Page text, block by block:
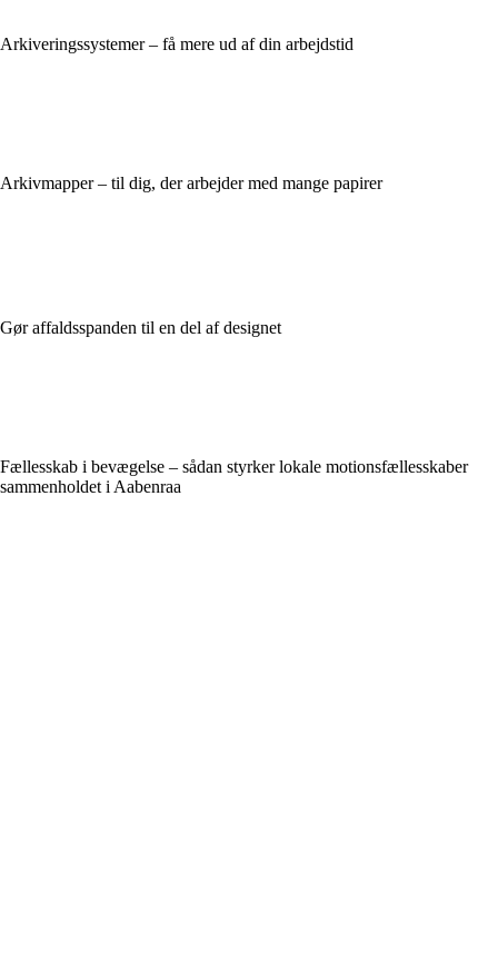
Arkiveringssystemer – få mere ud af din arbejdstid
Arkivmapper – til dig, der arbejder med mange papirer
Gør affaldsspanden til en del af designet
Fællesskab i bevægelse – sådan styrker lokale motionsfællesskaber
sammenholdet i Aabenraa